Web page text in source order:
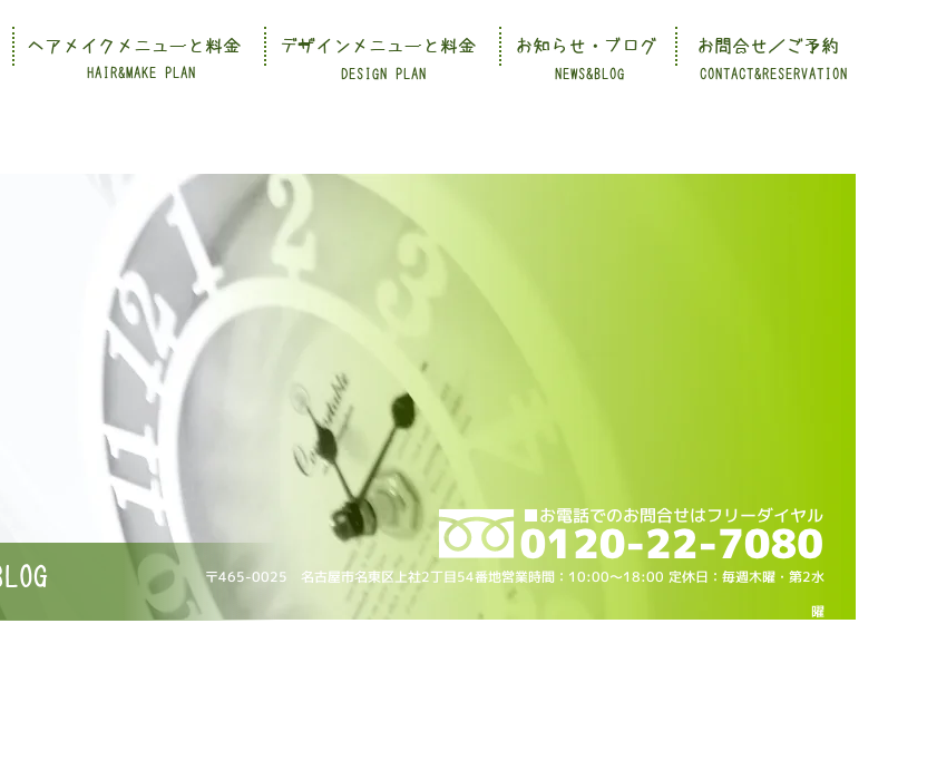
CONTACT&RESERVATION
HAIR&MAKE PLAN DESIGN PLAN NEWS&BLOG
ヘアメイクメニューと料金 デザインメニューと料金 お知らせ・ブログ お問合せ／ご予約
〒465-0025 名古屋市名東区上社2丁目54番地営業時間：10:00～18:00 定休日：毎週木曜・第2水
曜